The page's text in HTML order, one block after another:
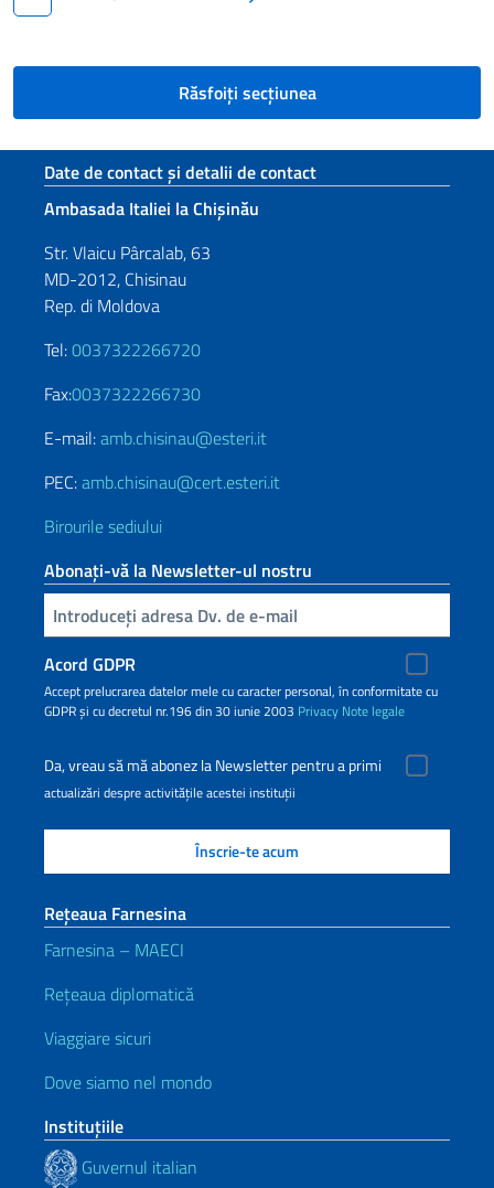
Răsfoiți secțiunea
Footer section
Date de contact și detalii de contact
Ambasada Italiei la Chișinău
Str. Vlaicu Pârcalab, 63
MD-2012, Chisinau
Rep. di Moldova
Tel:0037322266720
Fax:0037322266730
E-mail:amb.chisinau@esteri.it
PEC:amb.chisinau@cert.esteri.it
Birourile sediului
Abonați-vă la Newsletter-ul nostru
Inserisci la tua email
Acord GDPR
Accept prelucrarea datelor mele cu caracter personal, în conformitate cu
GDPR și cu decretul nr.196 din 30 iunie 2003 Privacy Note legale
Da, vreau să mă abonez la Newsletter pentru a primi
actualizări despre activitățile acestei instituții
Rețeaua Farnesina
Farnesina – MAECI
Rețeaua diplomatică
Viaggiare sicuri
Dove siamo nel mondo
Instituţiile
Guvernul italian